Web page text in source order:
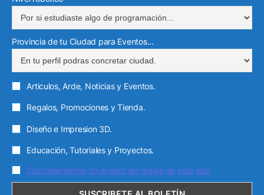
Provincia de tu Ciudad para Eventos...
Articulos, Arde, Noticias y Eventos.
Regalos, Promociones y Tienda.
Diseño e Impresion 3D.
Educación, Tutoriales y Proyectos.
Suscribiendome Yo acepto las reglas de este sitio.